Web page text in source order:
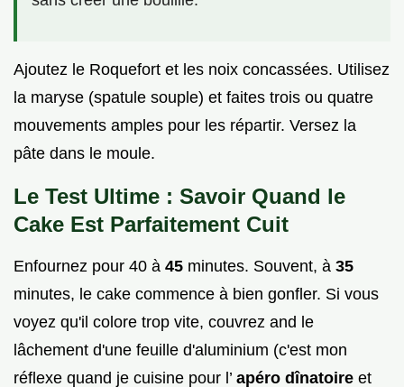
Ajoutez le Roquefort et les noix concassées. Utilisez
la maryse (spatule souple) et faites trois ou quatre
mouvements amples pour les répartir. Versez la
pâte dans le moule.
Le Test Ultime : Savoir Quand le
Cake Est Parfaitement Cuit
Enfournez pour 40 à 45 minutes. Souvent, à 35
minutes, le cake commence à bien gonfler. Si vous
voyez qu'il colore trop vite, couvrez and le
lâchement d'une feuille d'aluminium (c'est mon
réflexe quand je cuisine pour l’ apéro dînatoire et